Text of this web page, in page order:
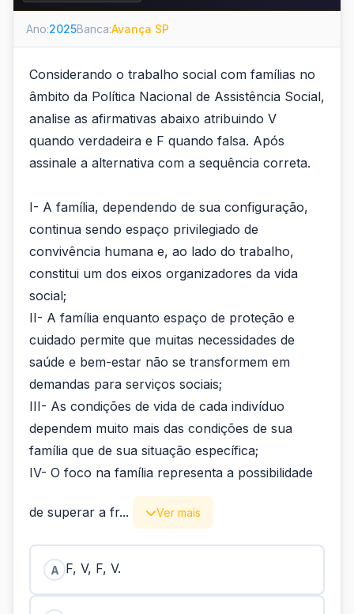
Ano:2025Banca:Avança SP
Considerando o trabalho social com famílias no
âmbito da Política Nacional de Assistência Social,
analise as afirmativas abaixo atribuindo V
quando verdadeira e F quando falsa. Após
assinale a alternativa com a sequência correta.
I- A família, dependendo de sua configuração,
continua sendo espaço privilegiado de
convivência humana e, ao lado do trabalho,
constitui um dos eixos organizadores da vida
social;
II- A família enquanto espaço de proteção e
cuidado permite que muitas necessidades de
saúde e bem-estar não se transformem em
demandas para serviços sociais;
III- As condições de vida de cada indivíduo
dependem muito mais das condições de sua
família que de sua situação específica;
IV- O foco na família representa a possibilidade
de superar a fr... Ver mais
A F, V, F, V.